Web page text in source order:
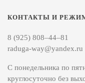
КОНТАКТЫ И
8 (925) 808–44–81
raduga-way@yandex.ru
С понедельника по
круглосуточно без